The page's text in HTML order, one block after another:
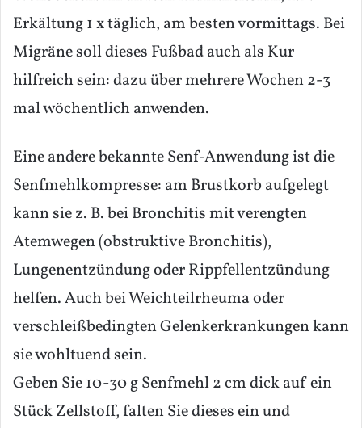
Erkältung 1 x täglich, am besten vormittags. Bei
Migräne soll dieses Fußbad auch als Kur
hilfreich sein: dazu über mehrere Wochen 2-3
mal wöchentlich anwenden.
Eine andere bekannte Senf-Anwendung ist die
Senfmehlkompresse: am Brustkorb aufgelegt
kann sie z. B. bei Bronchitis mit verengten
Atemwegen (obstruktive Bronchitis),
Lungenentzündung oder Rippfellentzündung
helfen. Auch bei Weichteilrheuma oder
verschleißbedingten Gelenkerkrankungen kann
sie wohltuend sein.
Geben Sie 10-30 g Senfmehl 2 cm dick auf ein
Stück Zellstoff, falten Sie dieses ein und